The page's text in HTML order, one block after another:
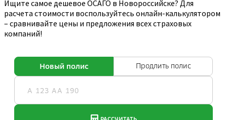
Ищите самое дешевое ОСАГО в Новороссийске? Для
расчета стоимости воспользуйтесь онлайн-калькулятором
– сравнивайте цены и предложения всех страховых
компаний!